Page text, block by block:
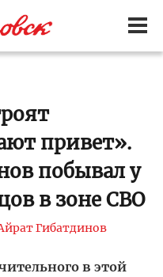
привет».
побывал у
в зоне СВО
Гибатдинов
в этой